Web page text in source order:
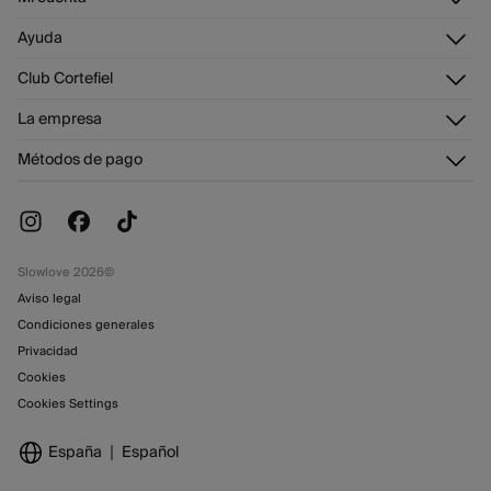
Registrarme
Direcciones de envío
Tarjeta regalo online
Tarjeta abono
Ayuda
Atención al cliente
Preguntas frecuentes
Cambios, devoluciones y desistimiento
Club Cortefiel
La empresa
Trabaja con nosotros
Métodos de pago
Slowlove 2026©
Aviso legal
Condiciones generales
Privacidad
Cookies
Cookies Settings
España Español